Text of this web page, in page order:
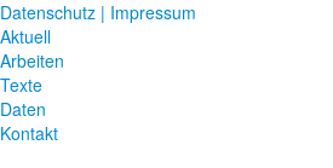
Datenschutz | Impressum
Aktuell
Arbeiten
Texte
Daten
Kontakt